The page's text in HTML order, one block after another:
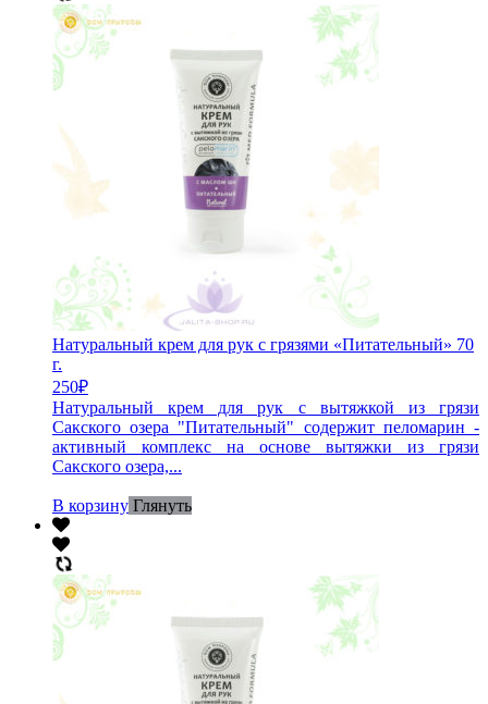
Натуральный крем для рук с грязями «Питательный» 70
г.
250₽
Натуральный крем для рук с вытяжкой из грязи
Сакского озера "Питательный" содержит пеломарин -
активный комплекс на основе вытяжки из грязи
Сакского озера,...
В корзину Глянуть